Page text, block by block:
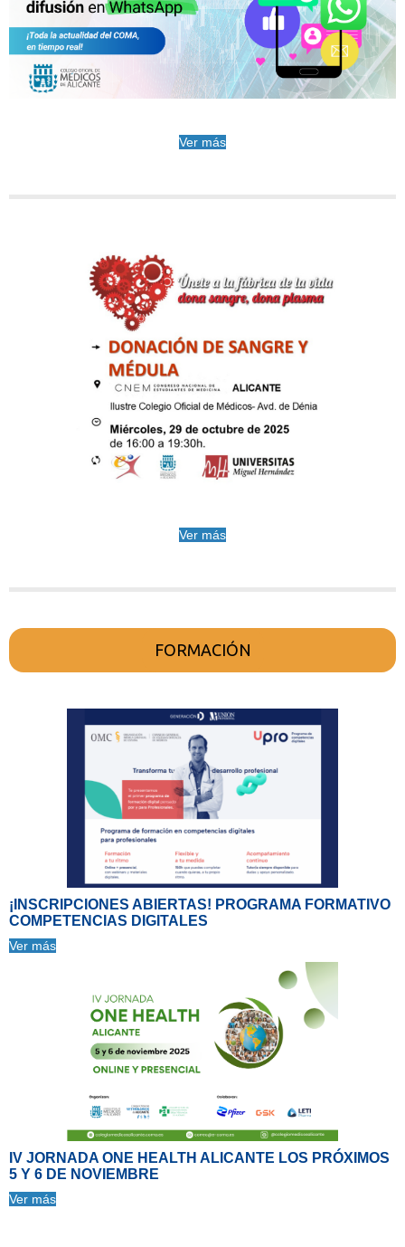
Ver más
Ver más
FORMACIÓN
¡INSCRIPCIONES ABIERTAS! PROGRAMA FORMATIVO
COMPETENCIAS DIGITALES
Ver más
IV JORNADA ONE HEALTH ALICANTE LOS PRÓXIMOS
5 Y 6 DE NOVIEMBRE
Ver más